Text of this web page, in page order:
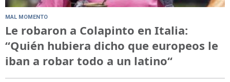
MAL MOMENTO
Le robaron a Colapinto en Italia:
“Quién hubiera dicho que europeos le
iban a robar todo a un latino“